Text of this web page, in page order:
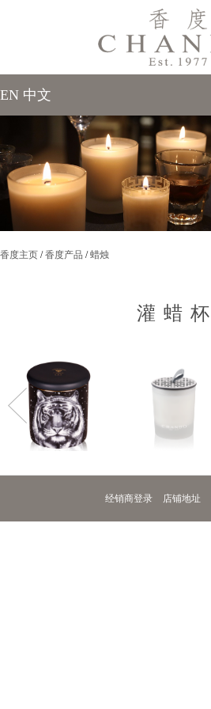
EN 中文
香度主页 /香度产品 /蜡烛
灌蜡杯
经销商登录 店铺地址